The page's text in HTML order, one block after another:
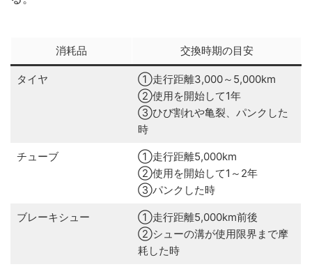
消耗品 交換時期の目安
タイヤ
①走行距離3,000～5,000km
②使用を開始して1年
③ひび割れや亀裂、パンクした
時
チューブ
①走行距離5,000km
②使用を開始して1～2年
③パンクした時
ブレーキシュー
①走行距離5,000km前後
②シューの溝が使用限界まで摩
耗した時